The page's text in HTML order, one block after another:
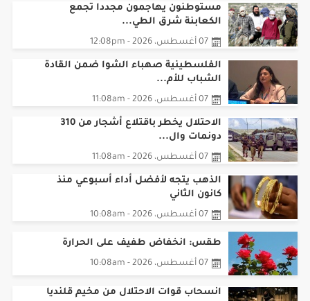
مستوطنون يهاجمون مجددا تجمع
الكعابنة شرق الطي...
07 أغسطس، 2026 - 12:08pm
الفلسطينية صهباء الشوا ضمن القادة
الشباب للأم...
07 أغسطس، 2026 - 11:08am
الاحتلال يخطر باقتلاع أشجار من 310
دونمات وال...
07 أغسطس، 2026 - 11:08am
الذهب يتجه لأفضل أداء أسبوعي منذ
كانون الثاني
07 أغسطس، 2026 - 10:08am
طقس: انخفاض طفيف على الحرارة
07 أغسطس، 2026 - 10:08am
انسحاب قوات الاحتلال من مخيم قلنديا